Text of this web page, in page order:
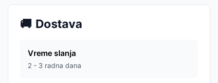
🚚 Dostava
Vreme slanja
2 - 3 radna dana